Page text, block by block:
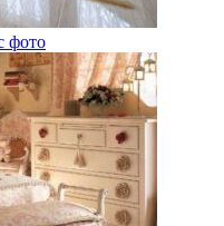
фото